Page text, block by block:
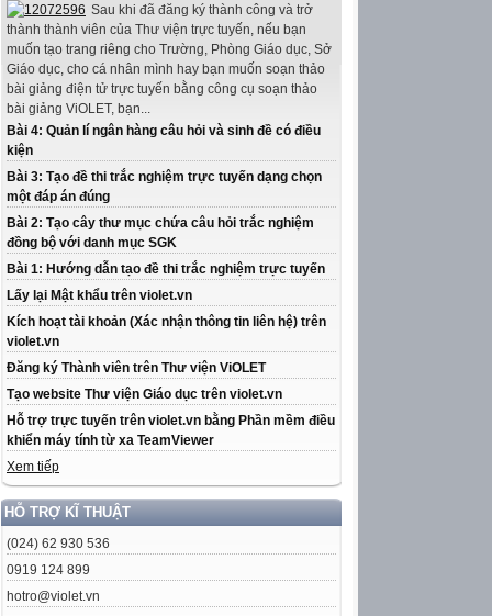
Sau khi đã đăng ký thành công và trở
thành thành viên của Thư viện trực tuyến, nếu bạn
muốn tạo trang riêng cho Trường, Phòng Giáo dục, Sở
Giáo dục, cho cá nhân mình hay bạn muốn soạn thảo
bài giảng điện tử trực tuyến bằng công cụ soạn thảo
bài giảng ViOLET, bạn...
Bài 4: Quản lí ngân hàng câu hỏi và sinh đề có điều
kiện
Bài 3: Tạo đề thi trắc nghiệm trực tuyến dạng chọn
một đáp án đúng
Bài 2: Tạo cây thư mục chứa câu hỏi trắc nghiệm
đồng bộ với danh mục SGK
Bài 1: Hướng dẫn tạo đề thi trắc nghiệm trực tuyến
Lấy lại Mật khẩu trên violet.vn
Kích hoạt tài khoản (Xác nhận thông tin liên hệ) trên
violet.vn
Đăng ký Thành viên trên Thư viện ViOLET
Tạo website Thư viện Giáo dục trên violet.vn
Hỗ trợ trực tuyến trên violet.vn bằng Phần mềm điều
khiển máy tính từ xa TeamViewer
Xem tiếp
HỖ TRỢ KĨ THUẬT
(024) 62 930 536
0919 124 899
hotro@violet.vn